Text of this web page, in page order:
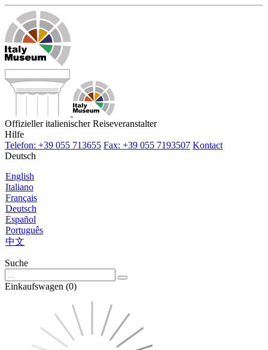
Offizieller italienischer Reiseveranstalter
Hilfe
Telefon: +39 055 713655 Fax: +39 055 7193507 Kontact
Deutsch
English
Italiano
Français
Deutsch
Español
Português
中文
Suche
Einkaufswagen (0)